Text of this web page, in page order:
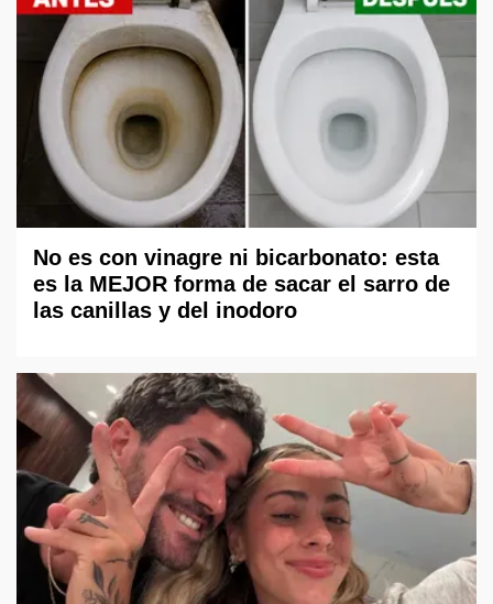
No es con vinagre ni bicarbonato: esta
es la MEJOR forma de sacar el sarro de
las canillas y del inodoro